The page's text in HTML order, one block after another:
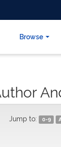
Browse
Jump to: 0-9